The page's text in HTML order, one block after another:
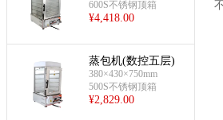
600S不锈钢顶箱
¥4,418.00
蒸包机(数控五层)
380×430×750mm
500S不锈钢顶箱
¥2,829.00